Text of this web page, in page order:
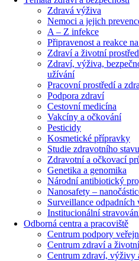
Zdravá výživa
Nemoci a jejich
A – Z infekce
Připravenost a reakce
Zdraví a životní
Zdraví, výživa,
užívání
Pracovní prostředí a
Podpora zdraví
Cestovní medicína
Vakcíny a očkování
Pesticidy
Kosmetické přípravky
Studie zdravotního
Zdravotní a očkovací
Genetika a genomika
Národní antibiotický
Nanosafety –
Surveillance odpadních
Institucionální
Odborná centra a pracoviště
Centrum podpory
Centrum zdraví a
Centrum zdraví, výživy